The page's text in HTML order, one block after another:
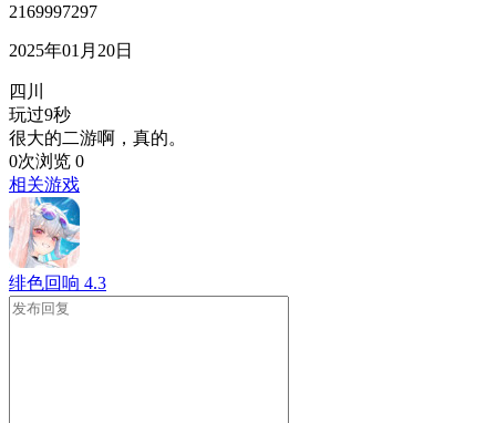
2169997297
2025年01月20日
四川
玩过9秒
很大的二游啊，真的。
0次浏览 0
相关游戏
绯色回响 4.3